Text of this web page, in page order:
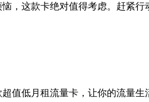
，这款卡绝对值得考虑。赶紧行
值低月租流量卡，让你的流量